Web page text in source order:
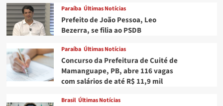
Paraíba Últimas Notícias
Prefeito de João Pessoa, Leo
Bezerra, se filia ao PSDB
Paraíba Últimas Notícias
Concurso da Prefeitura de Cuité de
Mamanguape, PB, abre 116 vagas
com salários de até R$ 11,9 mil
Brasil Últimas Notícias